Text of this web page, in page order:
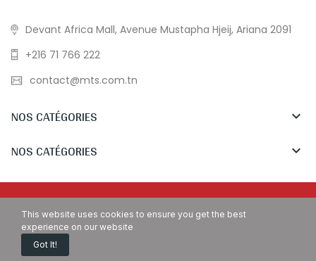
Accueil
Devant Africa Mall, Avenue Mustapha Hjeij, Ariana 2091
+216 71 766 222
contact@mts.com.tn
NOS CATÉGORIES 
NOS CATÉGORIES 
This website uses cookies to ensure you get the best
experience on our website
Got It!